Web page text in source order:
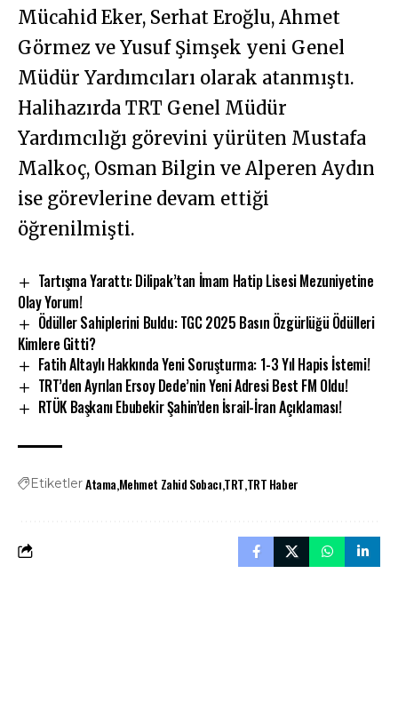
Mücahid Eker, Serhat Eroğlu, Ahmet
Görmez ve Yusuf Şimşek yeni Genel
Müdür Yardımcıları olarak atanmıştı.
Halihazırda TRT Genel Müdür
Yardımcılığı görevini yürüten Mustafa
Malkoç, Osman Bilgin ve Alperen Aydın
ise görevlerine devam ettiği
öğrenilmişti.
Tartışma Yarattı: Dilipak’tan İmam Hatip Lisesi Mezuniyetine
Olay Yorum!
Ödüller Sahiplerini Buldu: TGC 2025 Basın Özgürlüğü Ödülleri
Kimlere Gitti?
Fatih Altaylı Hakkında Yeni Soruşturma: 1-3 Yıl Hapis İstemi!
TRT’den Ayrılan Ersoy Dede’nin Yeni Adresi Best FM Oldu!
RTÜK Başkanı Ebubekir Şahin’den İsrail-İran Açıklaması!
EtiketlerAtamaMehmet Zahid SobacıTRTTRT Haber